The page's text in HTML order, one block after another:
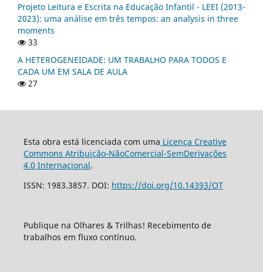
Projeto Leitura e Escrita na Educação Infantil - LEEI (2013-
2023): uma análise em três tempos: an analysis in three
moments
33
A HETEROGENEIDADE: UM TRABALHO PARA TODOS E
CADA UM EM SALA DE AULA
27
Esta obra está licenciada com uma Licença Creative
Commons Atribuição-NãoComercial-SemDerivações
4.0 Internacional.
ISSN: 1983.3857. DOI: https://doi.org/10.14393/OT
Publique na Olhares & Trilhas! Recebimento de
trabalhos em fluxo contínuo.